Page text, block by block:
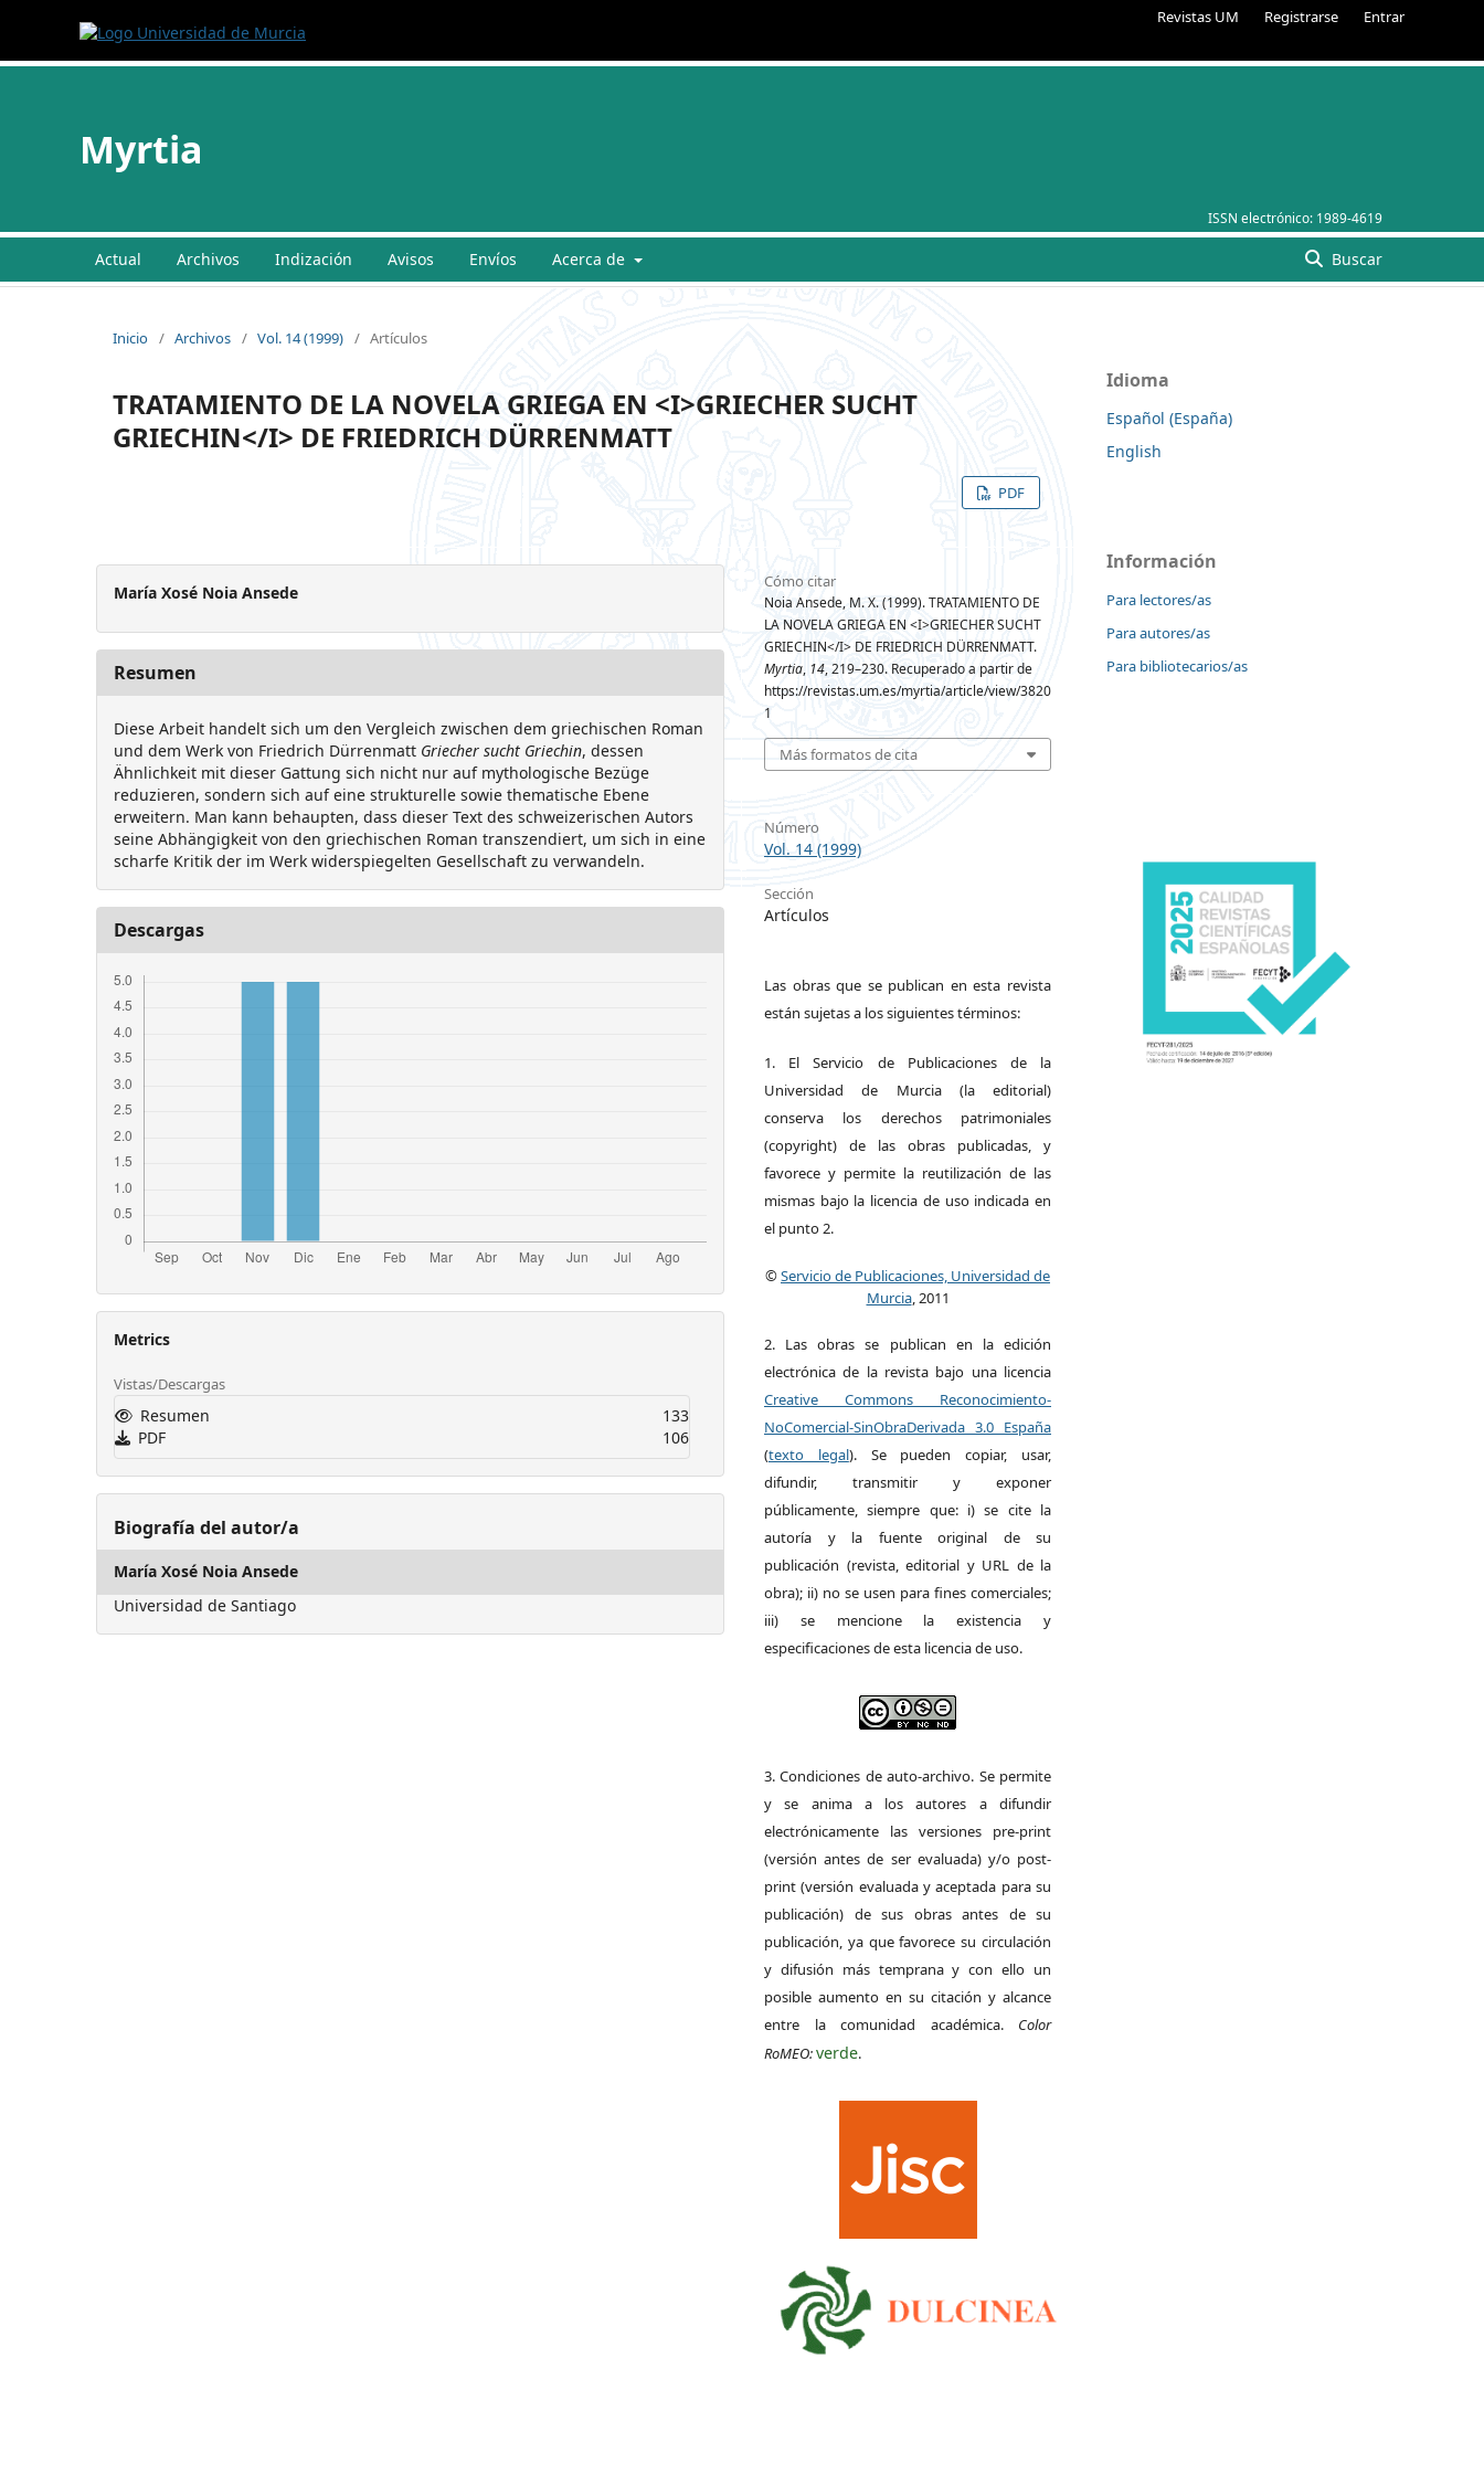
Revistas UM Registrarse Entrar
ISSN electrónico: 1989-4619
Myrtia
Actual Archivos Indización Avisos Envíos Acerca de Buscar
Inicio / Archivos / Vol. 14 (1999) / Artículos
TRATAMIENTO DE LA NOVELA GRIEGA EN <I>GRIECHER SUCHT
GRIECHIN</I> DE FRIEDRICH DÜRRENMATT
PDF
María Xosé Noia Ansede
Resumen
Diese Arbeit handelt sich um den Vergleich zwischen dem griechischen Roman
und dem Werk von Friedrich Dürrenmatt Griecher sucht Griechin, dessen
Ähnlichkeit mit dieser Gattung sich nicht nur auf mythologische Bezüge
reduzieren, sondern sich auf eine strukturelle sowie thematische Ebene
erweitern. Man kann behaupten, dass dieser Text des schweizerischen Autors
seine Abhängigkeit von den griechischen Roman transzendiert, um sich in eine
scharfe Kritik der im Werk widerspiegelten Gesellschaft zu verwandeln.
Descargas
Metrics
Vistas/Descargas
Resumen
133
PDF
106
Biografía del autor/a
María Xosé Noia Ansede
Universidad de Santiago
Cómo citar
Noia Ansede, M. X. (1999). TRATAMIENTO DE
LA NOVELA GRIEGA EN <I>GRIECHER SUCHT
GRIECHIN</I> DE FRIEDRICH DÜRRENMATT.
Myrtia, 14, 219–230. Recuperado a partir de
https://revistas.um.es/myrtia/article/view/3820
1
Más formatos de cita
Número
Vol. 14 (1999)
Sección
Artículos
Las obras que se publican en esta revista
están sujetas a los siguientes términos:
1. El Servicio de Publicaciones de la
Universidad de Murcia (la editorial)
conserva los derechos patrimoniales
(copyright) de las obras publicadas, y
favorece y permite la reutilización de las
mismas bajo la licencia de uso indicada en
el punto 2.
©Servicio de Publicaciones, Universidad de
Murcia, 2011
2. Las obras se publican en la edición
electrónica de la revista bajo una licencia
Creative Commons Reconocimiento-
NoComercial-SinObraDerivada 3.0 España
(texto legal). Se pueden copiar, usar,
difundir, transmitir y exponer
públicamente, siempre que: i) se cite la
autoría y la fuente original de su
publicación (revista, editorial y URL de la
obra); ii) no se usen para fines comerciales;
iii) se mencione la existencia y
especificaciones de esta licencia de uso.
3. Condiciones de auto-archivo. Se permite
y se anima a los autores a difundir
electrónicamente las versiones pre-print
(versión antes de ser evaluada) y/o post-
print (versión evaluada y aceptada para su
publicación) de sus obras antes de su
publicación, ya que favorece su circulación
y difusión más temprana y con ello un
posible aumento en su citación y alcance
entre la comunidad académica. Color
RoMEO:verde.
Idioma
Español (España)
English
Información
Para lectores/as
Para autores/as
Para bibliotecarios/as